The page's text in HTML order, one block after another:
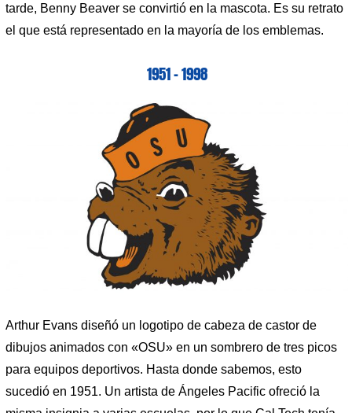
tarde, Benny Beaver se convirtió en la mascota. Es su retrato
el que está representado en la mayoría de los emblemas.
1951 – 1998
Arthur Evans diseñó un logotipo de cabeza de castor de
dibujos animados con «OSU» en un sombrero de tres picos
para equipos deportivos. Hasta donde sabemos, esto
sucedió en 1951. Un artista de Ángeles Pacific ofreció la